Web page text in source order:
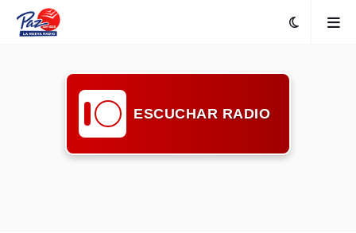
ESCUCHAR RADIO